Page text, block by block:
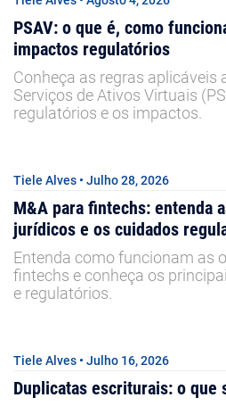
PSAV: o que é, como
impactos regulatórios
Conheça as regras aplicáveis
Serviços de Ativos Virtuais
regulatórios e os impactos.
Tiele Alves • Julho 28, 2026
M&A para fintechs: entenda
jurídicos e os cuidados
Entenda como funcionam as
fintechs e conheça os
e regulatórios.
Tiele Alves • Julho 16, 2026
Duplicatas escriturais: o que